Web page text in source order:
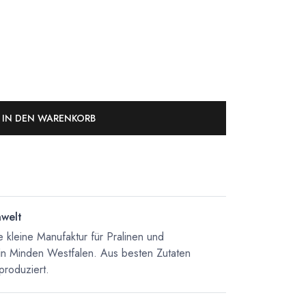
IN DEN WARENKORB
kleine Manufaktur für Pralinen und
Minden Westfalen. Aus besten Zutaten